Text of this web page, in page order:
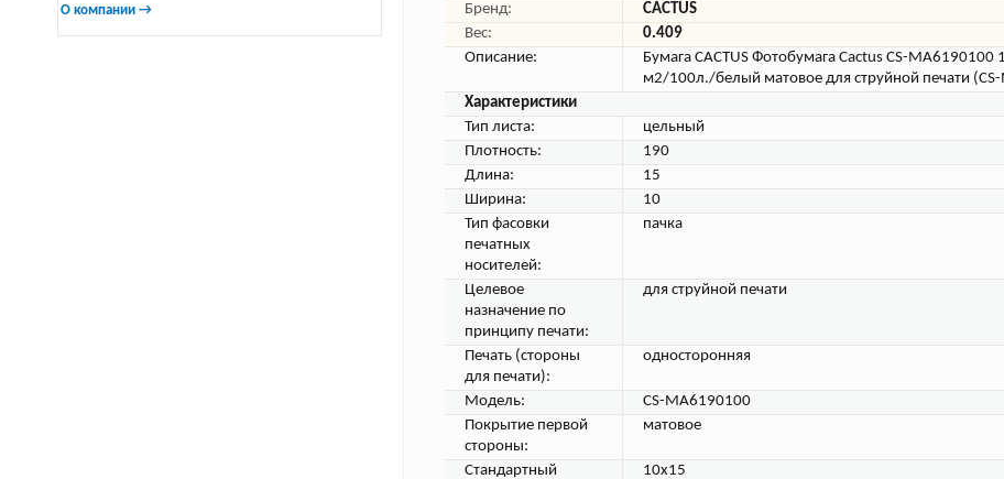
О компании →
Бренд:
CACTUS
Вес:
0.409
Описание:
Бумага CACTUS Фотобумага Cactus CS-
м2/100л./белый матовое для струйной печати
Характеристики
Тип листа:
цельный
Плотность:
190
Длина:
15
Ширина:
10
Тип фасовки
печатных
носителей:
пачка
Целевое
назначение по
принципу печати:
для струйной печати
Печать (стороны
для печати):
односторонняя
Модель:
CS-MA6190100
Покрытие первой
стороны:
матовое
Стандартный 10x15